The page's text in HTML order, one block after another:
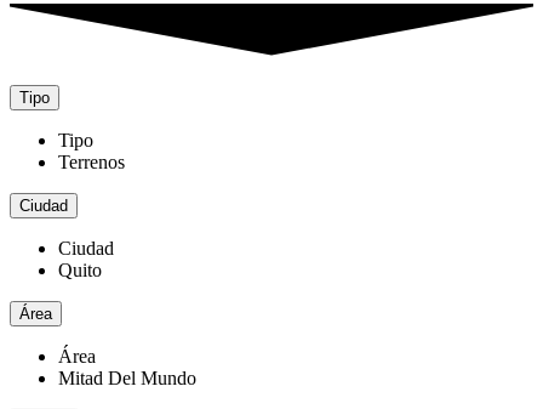
Tipo
Tipo
Terrenos
Ciudad
Ciudad
Quito
Área
Área
Mitad Del Mundo